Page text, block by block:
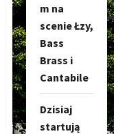
m na
scenie Łzy,
Bass
Brass i
Cantabile
Dzisiaj
startują